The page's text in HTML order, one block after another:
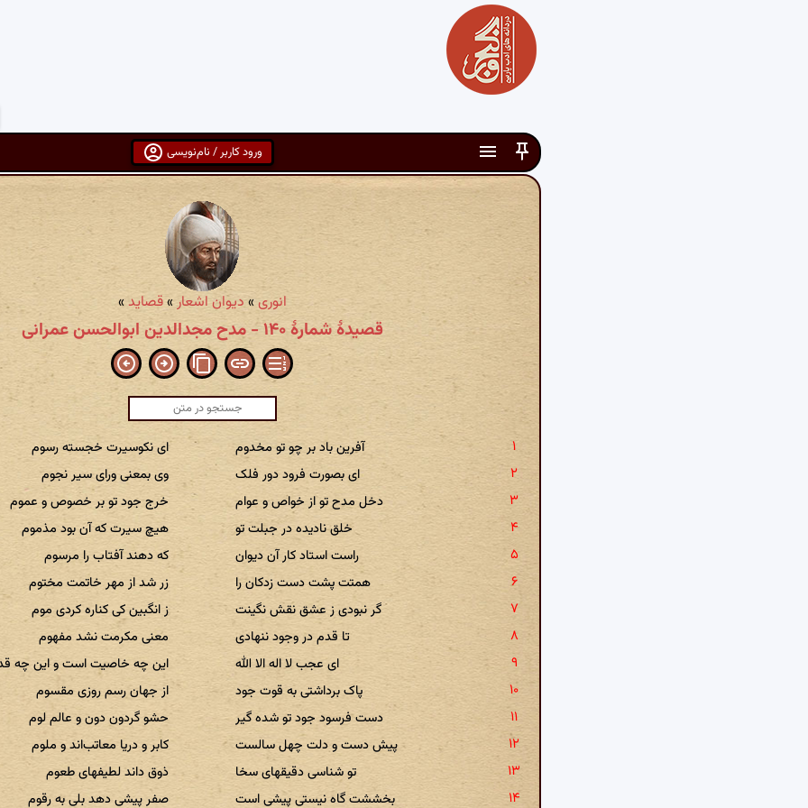
ورود کاربر / نام‌نویسی
انوری»دیوان اشعار»قصاید»
قصیدهٔ شمارهٔ ۱۴۰ - مدح مجدالدین ابوالحسن عمرانی
آفرین باد بر چو تو مخدوم
ای نکوسیرت خجسته رسوم
ای بصورت فرود دور فلک
وی بمعنی ورای سیر نجوم
دخل مدح تو از خواص و عوام
خرج جود تو بر خصوص و عموم
خلق نادیده در جبلت تو
هیچ سیرت که آن بود مذموم
راست استاد کار آن دیوان
که دهند آفتاب را مرسوم
همتت پشت دست زدکان را
زر شد از مهر خاتمت مختوم
گر نبودی ز عشق نقش نگینت
ز انگبین کی کناره کردی موم
تا قدم در وجود ننهادی
معنی مکرمت نشد مفهوم
ای عجب لا اله الا الله
این چه خاصیت است و این چه
پاک برداشتی به قوت جود
از جهان رسم روزی مقسوم
دست فرسود جود تو شده گیر
حشو گردون دون و عالم لوم
پیش دست و دلت چهل سالست
کابر و دریا معاتب‌اند و ملوم
تو شناسی دقیقهای سخا
ذوق داند لطیفهای طعوم
بخششت گاه نیستی پیشی است
صفر پیشی دهد بلی به رقوم